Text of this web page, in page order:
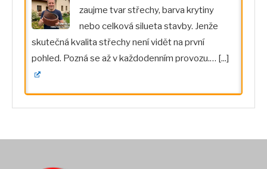
zaujme tvar střechy, barva krytiny
nebo celková silueta stavby. Jenže
skutečná kvalita střechy není vidět na první
pohled. Pozná se až v každodenním provozu.… [...]